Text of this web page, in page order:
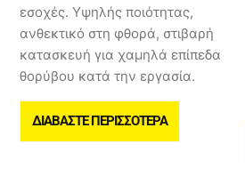
εσοχές. Υψηλής ποιότητας,
ανθεκτικό στη φθορά, στιβαρή
κατασκευή για χαμηλά επίπεδα
θορύβου κατά την εργασία.
ΔΙΑΒΆΣΤΕ ΠΕΡΙΣΣΌΤΕΡΑ